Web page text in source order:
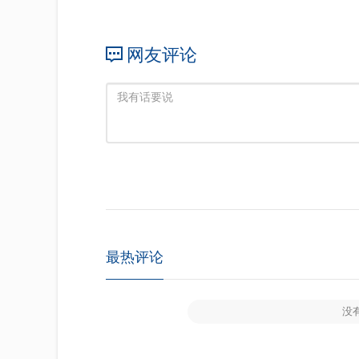
网友评论
最热评论
没